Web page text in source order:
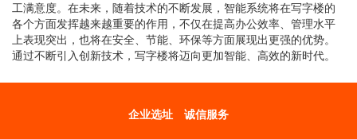
工满意度。在未来，随着技术的不断发展，智能系统将在写字楼的
各个方面发挥越来越重要的作用，不仅在提高办公效率、管理水平
上表现突出，也将在安全、节能、环保等方面展现出更强的优势。
通过不断引入创新技术，写字楼将迈向更加智能、高效的新时代。
企业选址 诚信服务